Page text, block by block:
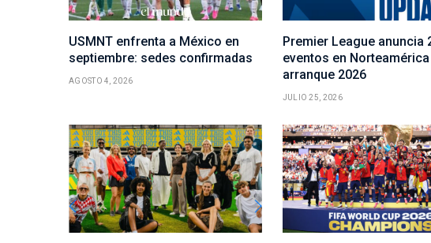
USMNT enfrenta a México en
septiembre: sedes confirmadas
AGOSTO 4, 2026
Premier League anuncia
eventos en
arranque 2026
JULIO 25, 2026